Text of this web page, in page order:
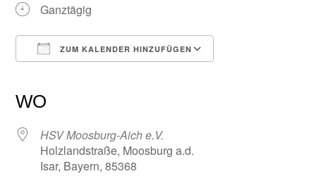
Ganztägig
ZUM KALENDER HINZUFÜGEN
WO
HSV Moosburg-Aich e.V.
Holzlandstraße, Moosburg a.d.
Isar, Bayern, 85368